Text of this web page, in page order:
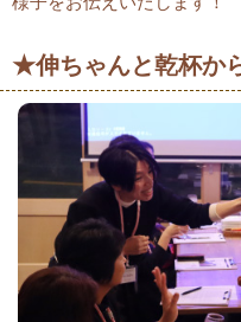
★伸ちゃんと乾杯か